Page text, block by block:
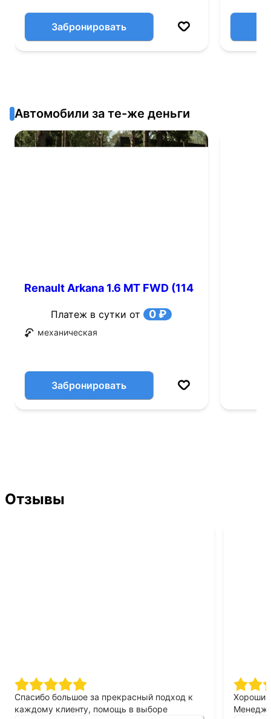
Забронировать
Автомобили за те-же деньги
Renault Arkana 1.6 MT FWD (114
Платеж в сутки от 0 ₽
механическая
Забронировать
Отзывы
подход к каждому
в аренду под
Хороший автосалон с
автомобилей. Менеджер